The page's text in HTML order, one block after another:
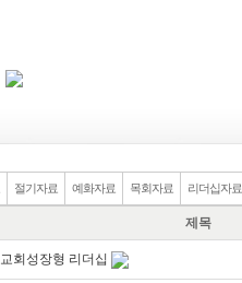
절기자료 예화자료 목회자료 리더십자료
제목
교회성장형 리더십